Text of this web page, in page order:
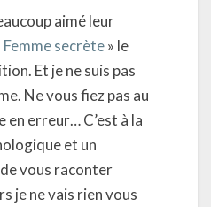
aimé leur
Femme secrète» le
Et je ne suis pas
Ne vous fiez pas au
erreur… C’est à la
et un
vous raconter
je ne vais rien vous